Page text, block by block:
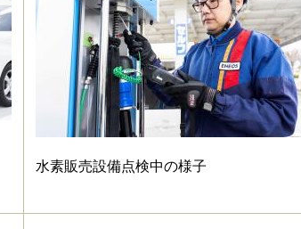
水素販売設備点検中の様子